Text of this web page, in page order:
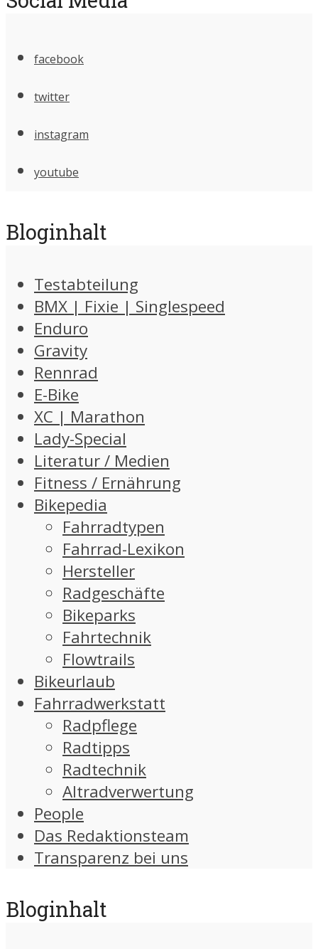
facebook
twitter
instagram
youtube
Bloginhalt
Testabteilung
BMX | Fixie | Singlespeed
Enduro
Gravity
Rennrad
E-Bike
XC | Marathon
Lady-Special
Literatur / Medien
Fitness / Ernährung
Bikepedia
Fahrradtypen
Fahrrad-Lexikon
Hersteller
Radgeschäfte
Bikeparks
Fahrtechnik
Flowtrails
Bikeurlaub
Fahrradwerkstatt
Radpflege
Radtipps
Radtechnik
Altradverwertung
People
Das Redaktionsteam
Transparenz bei uns
Bloginhalt